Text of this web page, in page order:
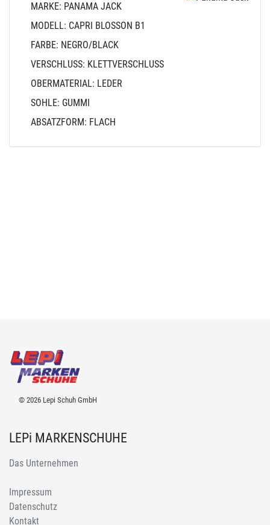
MARKE: PANAMA JACK
MODELL: CAPRI BLOSSON B1
FARBE: NEGRO/BLACK
VERSCHLUSS: KLETTVERSCHLUSS
OBERMATERIAL: LEDER
SOHLE: GUMMI
ABSATZFORM: FLACH
© 2026 Lepi Schuh GmbH
LEPi MARKENSCHUHE
Das Unternehmen
Impressum
Datenschutz
Kontakt